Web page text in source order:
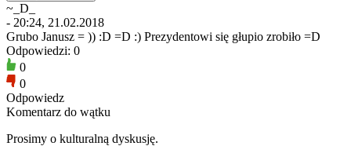
~_D_
- 20:24, 21.02.2018
Grubo Janusz = )) :D =D :) Prezydentowi się głupio zrobiło =D
Odpowiedzi: 0
0
0
Odpowiedz
Komentarz do wątku
Prosimy o kulturalną dyskusję.